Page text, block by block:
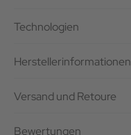
Technologien
Herstellerinformationen
Versand und Retoure
Bewertungen